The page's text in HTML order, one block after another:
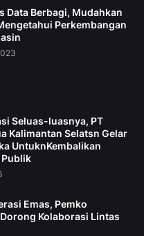
Data Berbagi, Mudahkan
Perkembangan
Seluas-luasnya, PT
Kalimantan Selatsn Gelar
UntuknKembalikan
Publik
Emas, Pemko
Kolaborasi Lintas